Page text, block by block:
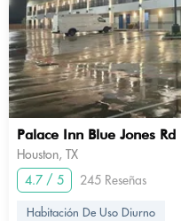
Palace Inn Blue Jones Rd
Houston, TX
4.7 / 5
245 Reseñas
Habitación De Uso Diurno